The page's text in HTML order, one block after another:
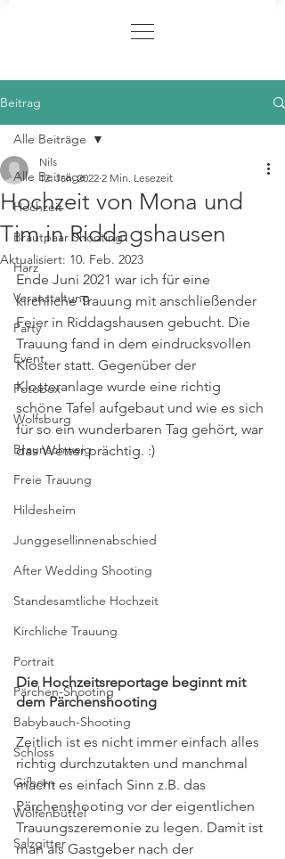
Beitrag
Alle Beiträge
Hochzeit
Brautpaar Shooting
Harz
Veranstaltung
Party
Event
Fotobox
Wolfsburg
Braunschweig
Freie Trauung
Hildesheim
Junggesellinnenabschied
After Wedding Shooting
Standesamtliche Hochzeit
Kirchliche Trauung
Portrait
Pärchen-Shooting
Babybauch-Shooting
Schloss
Gifhorn
Wolfenbüttel
Salzgitter
Alle Beiträge
Hochzeit von Mona und
Tim in Riddagshausen
Nils
12. Jan. 2022 2 Min. Lesezeit
Aktualisiert: 10. Feb. 2023
Ende Juni 2021 war ich für eine
kirchliche Trauung mit anschließender
Feier in Riddagshausen gebucht. Die
Trauung fand in dem eindrucksvollen
Kloster statt. Gegenüber der
Klosteranlage wurde eine richtig
schöne Tafel aufgebaut und wie es sich
für so ein wunderbaren Tag gehört, war
das Wetter prächtig. :)
Die Hochzeitsreportage beginnt mit
dem Pärchenshooting
Zeitlich ist es nicht immer einfach alles
richtig durchzutakten und manchmal
macht es einfach Sinn z.B. das
Pärchenshooting vor der eigentlichen
Trauungszeremonie zu legen. Damit ist
man als Gastgeber nach der